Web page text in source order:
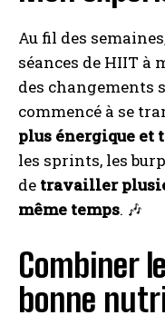
Au fil des
séances de HIIT à
des changements
commencé à se
plus énergique et
les sprints, les
de travailler
même temps. 🎶
Combiner
bonne